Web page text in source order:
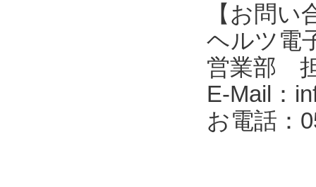
【お問い
ヘルツ電
営業部
E-Mail：
お電話：